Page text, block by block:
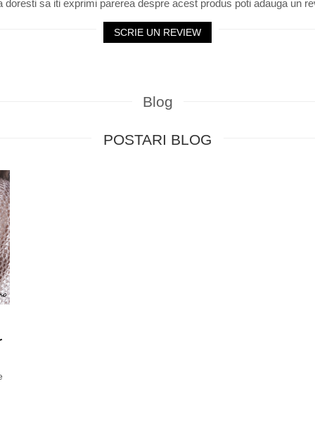
doresti sa iti exprimi parerea despre acest produs poti adauga un
SCRIE UN REVIEW
Blog
POSTARI BLOG